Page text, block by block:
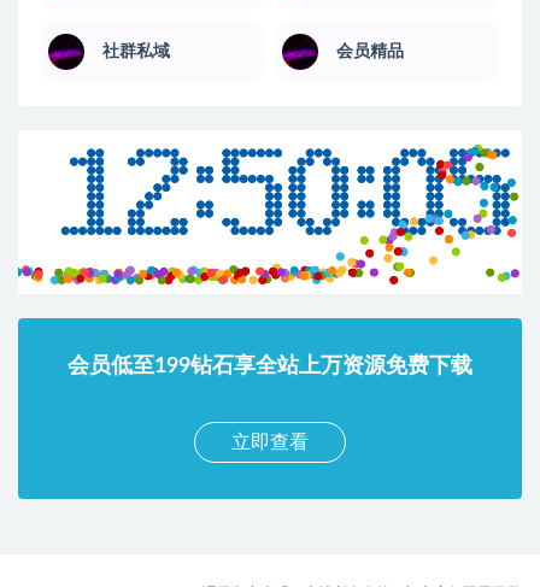
社群私域 会员精品
会员低至199钻石享全站上万资源免费下载
立即查看